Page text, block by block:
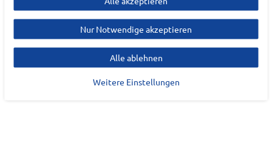
EU Verantwortlicher
Amer Sports Deutschland
Parkring15-17
85748Garching
contact@salomon.com
Nur Notwendige akzeptieren
Alle ablehnen
Weitere Einstellungen